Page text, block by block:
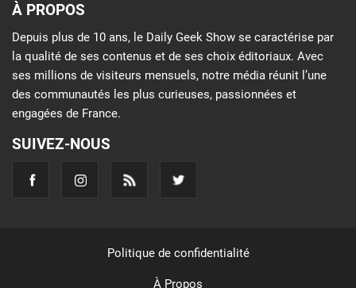
À PROPOS
Depuis plus de 10 ans, le Daily Geek Show se caractérise par
la qualité de ses contenus et de ses choix éditoriaux. Avec
ses millions de visiteurs mensuels, notre média réunit l’une
des communautés les plus curieuses, passionnées et
engagées de France.
SUIVEZ-NOUS
Politique de confidentialité
À Propos